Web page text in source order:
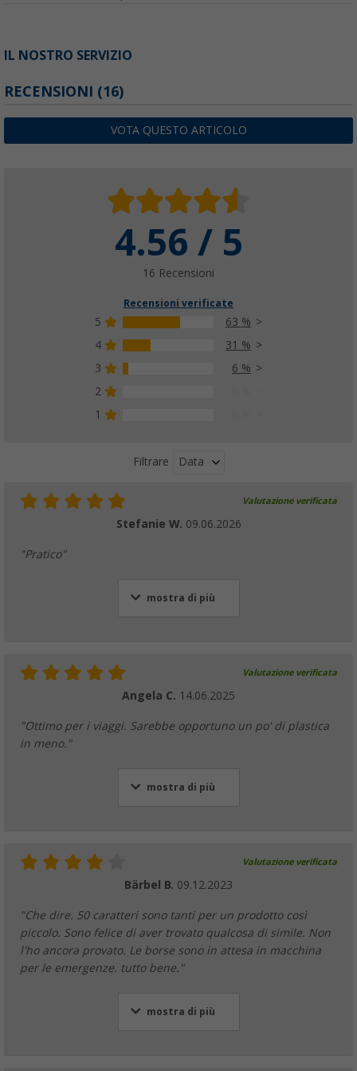
IL NOSTRO SERVIZIO
RECENSIONI (16)
VOTA QUESTO ARTICOLO
4.56 / 5
16 Recensioni
Recensioni verificate
5
63 %
4
31 %
3
6 %
2
1
Filtrare Data
Valutazione verificata
Stefanie W. 09.06.2026
"Pratico"
mostra di più
Valutazione verificata
Angela C. 14.06.2025
"Ottimo per i viaggi. Sarebbe opportuno un po' di plastica
in meno."
mostra di più
Valutazione verificata
Bärbel B. 09.12.2023
"Che dire. 50 caratteri sono tanti per un prodotto così
piccolo. Sono felice di aver trovato qualcosa di simile. Non
l'ho ancora provato. Le borse sono in attesa in macchina
per le emergenze. tutto bene."
mostra di più